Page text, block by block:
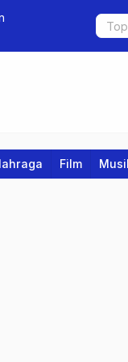
Korea
PLN Icon
Apresiasi
Film